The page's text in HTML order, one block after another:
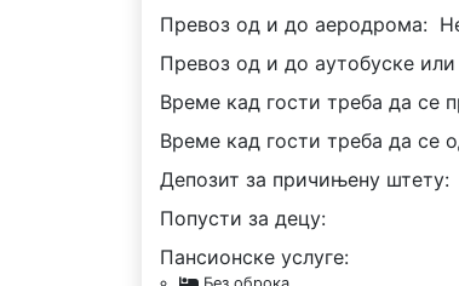
Превоз од и до аеродрома:
Превоз од и до аутобуске
Време кад гости треба да се
Време кад гости треба да се
Депозит за причињену штету:
Попусти за децу:
Пансионске услуге: